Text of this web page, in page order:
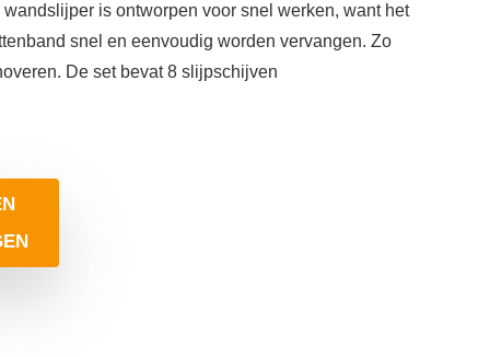
is ontworpen voor snel werken, want het
snel en eenvoudig worden vervangen. Zo
De set bevat 8 slijpschijven